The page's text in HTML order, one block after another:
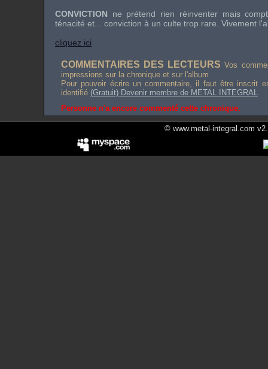
CONVICTION ne prétend rien réinventer mais
ténacité et... conviction à un culte trop rare. Vivement
cliquez ici
COMMENTAIRES DES LECTEURS Vos
impressions sur la chronique et sur l'album
Pour pouvoir écrire un commentaire, il faut être inscrit
identifié (Gratuit) Devenir membre de METAL INTEGRAL
Personne n'a encore commenté cette chronique.
© www.metal-integral.com